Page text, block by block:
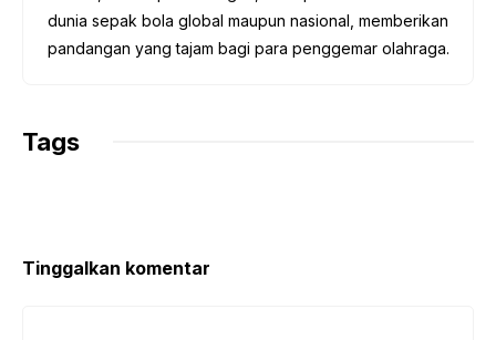
dunia sepak bola global maupun nasional, memberikan
pandangan yang tajam bagi para penggemar olahraga.
Tags
Tinggalkan komentar